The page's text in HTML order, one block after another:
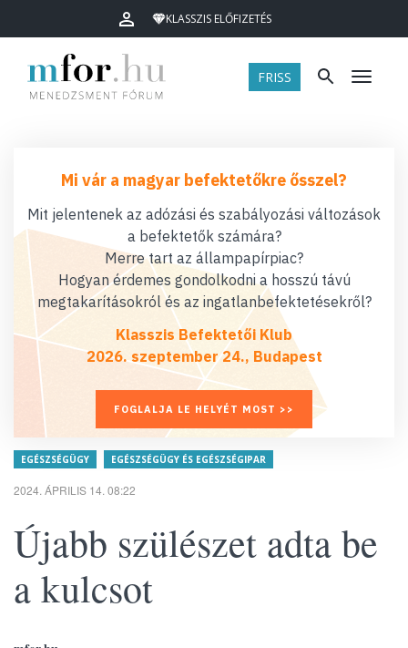
KLASSZIS ELŐFIZETÉS
FRISS Menü
Mi vár a magyar befektetőkre ősszel?
Mit jelentenek az adózási és szabályozási változások
a befektetők számára?
Merre tart az állampapírpiac?
Hogyan érdemes gondolkodni a hosszú távú
megtakarításokról és az ingatlanbefektetésekről?
Klasszis Befektetői Klub
2026. szeptember 24., Budapest
FOGLALJA LE HELYÉT MOST >>
EGÉSZSÉGÜGY EGÉSZSÉGÜGY ÉS EGÉSZSÉGIPAR
2024. ÁPRILIS 14. 08:22
Újabb szülészet adta be
a kulcsot